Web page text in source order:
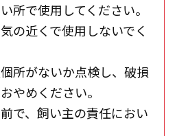
所で使用してください。
の近くで使用しないでく
所がないか点検し、破損
やめください。
で、飼い主の責任におい